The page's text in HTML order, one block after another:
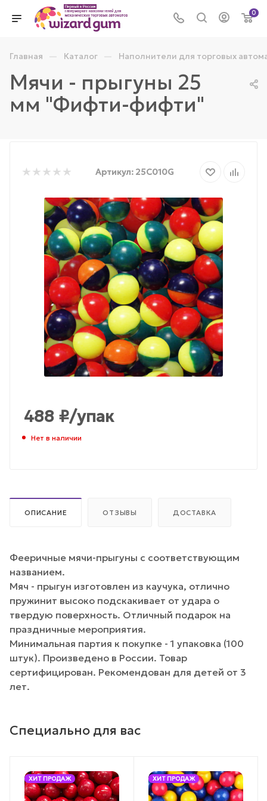
0
Главная — Каталог — Наполнители для торговых
Мячи - прыгуны 25
мм "Фифти-фифти"
Артикул: 25C010G
488 ₽/упак
Нет в наличии
ОПИСАНИЕ ОТЗЫВЫ ДОСТАВКА
Фееричные мячи-прыгуны с соответствующим
названием.
Мяч - прыгун изготовлен из каучука, отлично
пружинит высоко подскакивает от удара о
твердую поверхность. Отличный подарок на
праздничные мероприятия.
Минимальная партия к покупке - 1 упаковка (100
штук). Произведено в России. Товар
сертифицирован. Рекомендован для детей от 3
лет.
Специально для вас
ХИТ ПРОДАЖ ХИТ ПРОДАЖ